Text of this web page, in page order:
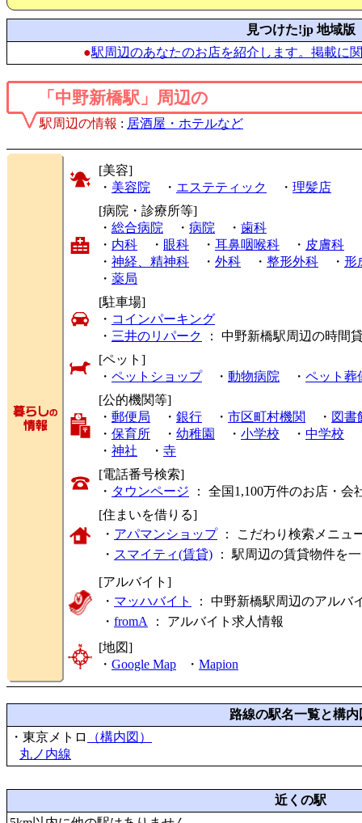
見つけた!jp 地域版
●駅周辺のあなたのお店を紹介します。掲載に
「中野新橋駅」周辺の
駅周辺の情報 : 居酒屋・ホテルなど
[美容]
・ 美容院 ・ エステティック ・ 理髪店
[病院・診療所等]
・ 総合病院 ・ 病院 ・ 歯科
・ 内科 ・ 眼科 ・ 耳鼻咽喉科 ・ 皮膚科
・ 神経、精神科 ・ 外科 ・ 整形外科 ・ 形
・ 薬局
[駐車場]
・ コインパーキング
・ 三井のリパーク
： 中野新橋駅周辺の時間
[ペット]
・ ペットショップ・ 動物病院 ・ ペット葬
[公的機関等]
・ 郵便局 ・ 銀行 ・ 市区町村機関 ・ 図書
・ 保育所 ・ 幼稚園 ・ 小学校 ・ 中学校
・ 神社 ・ 寺
[電話番号検索]
・ タウンページ ： 全国1,100万件のお店・
[住まいを借りる]
・ アパマンショップ： こだわり検索メニュ
・ スマイティ(賃貸) ： 駅周辺の賃貸物件を
[アルバイト]
・ マッハバイト
： 中野新橋駅周辺のアルバ
・ fromA ： アルバイト求人情報
[地図]
・ Google Map ・ Mapion
路線の駅名一覧と構内
・東京メトロ
（構内図）
丸ノ内線
近くの駅